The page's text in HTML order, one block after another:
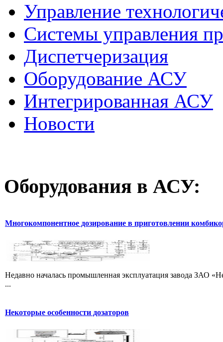
Управление
Системы управления
Диспетчеризация
Оборудование АСУ
Интегрированная АСУ
Новости
Оборудования в АСУ:
Многокомпонентное дозирование в приготовлении
Недавно началась промышленная эксплуатация завода ЗАО
...
Некоторые особенности дозаторов